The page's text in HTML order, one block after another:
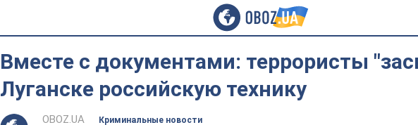
Вместе с документами: террористы
Луганске российскую технику
OBOZ.UA
Криминальные новости